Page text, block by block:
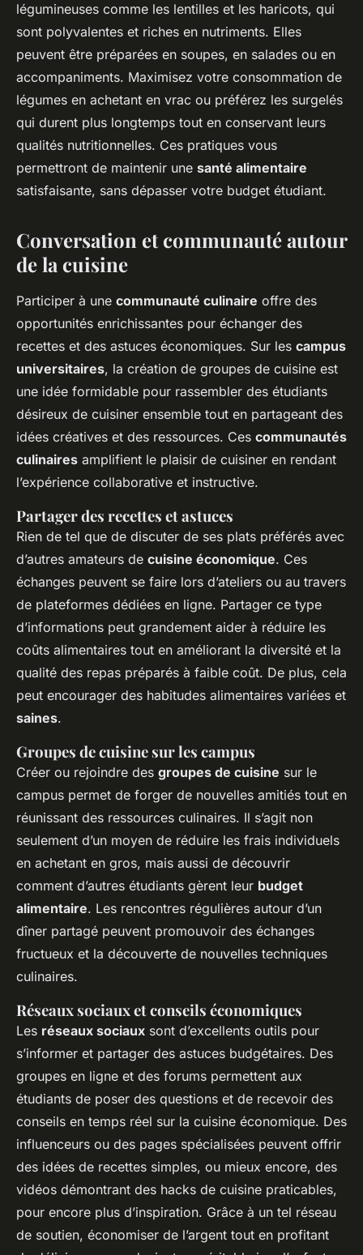
légumineuses comme les lentilles et les haricots, qui
sont polyvalentes et riches en nutriments. Elles
peuvent être préparées en soupes, en salades ou en
accompaniments. Maximisez votre consommation de
légumes en achetant en vrac ou préférez les surgelés
qui durent plus longtemps tout en conservant leurs
qualités nutritionnelles. Ces pratiques vous
permettront de maintenir une santé alimentaire
satisfaisante, sans dépasser votre budget étudiant.
Conversation et communauté autour
de la cuisine
Participer à une communauté culinaire offre des
opportunités enrichissantes pour échanger des
recettes et des astuces économiques. Sur les campus
universitaires, la création de groupes de cuisine est
une idée formidable pour rassembler des étudiants
désireux de cuisiner ensemble tout en partageant des
idées créatives et des ressources. Ces communautés
culinaires amplifient le plaisir de cuisiner en rendant
l’expérience collaborative et instructive.
Partager des recettes et astuces
Rien de tel que de discuter de ses plats préférés avec
d’autres amateurs de cuisine économique. Ces
échanges peuvent se faire lors d’ateliers ou au travers
de plateformes dédiées en ligne. Partager ce type
d’informations peut grandement aider à réduire les
coûts alimentaires tout en améliorant la diversité et la
qualité des repas préparés à faible coût. De plus, cela
peut encourager des habitudes alimentaires variées et
saines.
Groupes de cuisine sur les campus
Créer ou rejoindre des groupes de cuisine sur le
campus permet de forger de nouvelles amitiés tout en
réunissant des ressources culinaires. Il s’agit non
seulement d’un moyen de réduire les frais individuels
en achetant en gros, mais aussi de découvrir
comment d’autres étudiants gèrent leur budget
alimentaire. Les rencontres régulières autour d’un
dîner partagé peuvent promouvoir des échanges
fructueux et la découverte de nouvelles techniques
culinaires.
Réseaux sociaux et conseils économiques
Les réseaux sociaux sont d’excellents outils pour
s’informer et partager des astuces budgétaires. Des
groupes en ligne et des forums permettent aux
étudiants de poser des questions et de recevoir des
conseils en temps réel sur la cuisine économique. Des
influenceurs ou des pages spécialisées peuvent offrir
des idées de recettes simples, ou mieux encore, des
vidéos démontrant des hacks de cuisine praticables,
pour encore plus d’inspiration. Grâce à un tel réseau
de soutien, économiser de l’argent tout en profitant